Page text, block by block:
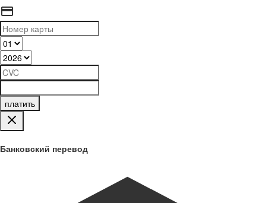
платить
Банковский перевод